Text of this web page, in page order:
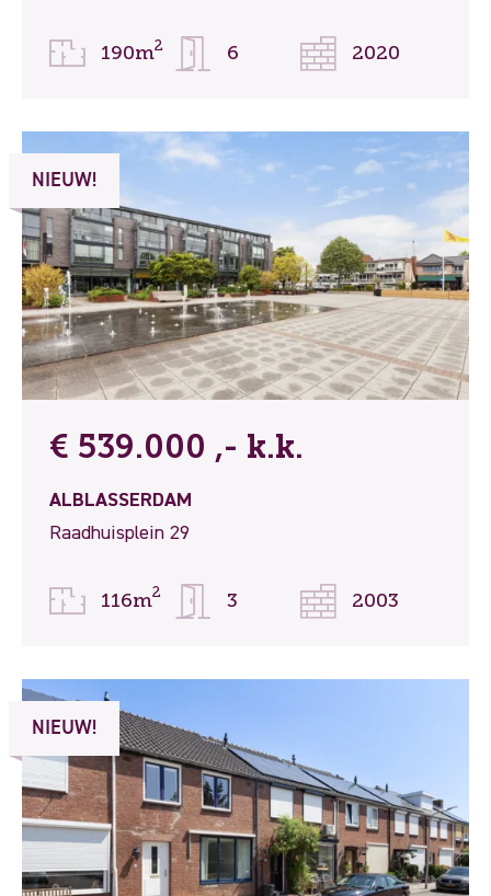
190m2 6 2020
NIEUW!
€ 539.000 ,- k.k.
ALBLASSERDAM
Raadhuisplein 29
116m2 3 2003
NIEUW!